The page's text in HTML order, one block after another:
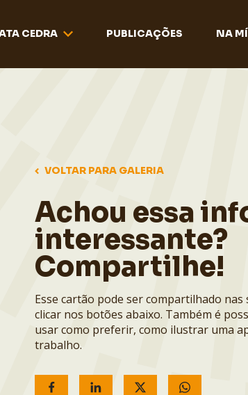
CEDRA PUBLICAÇÕES NA
VOLTAR PARA GALERIA
Achou essa
interessante?
Compartilhe!
Esse cartão pode ser compartilhado nas
clicar nos botões abaixo. Também é
usar como preferir, como ilustrar uma
trabalho.